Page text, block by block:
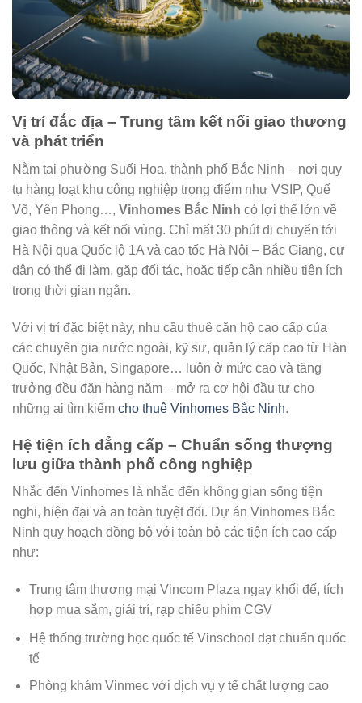
Vị trí đắc địa – Trung tâm kết nối giao thương
và phát triển
Nằm tại phường Suối Hoa, thành phố Bắc Ninh – nơi quy
tụ hàng loạt khu công nghiệp trọng điểm như VSIP, Quế
Võ, Yên Phong…, Vinhomes Bắc Ninh có lợi thế lớn về
giao thông và kết nối vùng. Chỉ mất 30 phút di chuyển tới
Hà Nội qua Quốc lộ 1A và cao tốc Hà Nội – Bắc Giang, cư
dân có thể đi làm, gặp đối tác, hoặc tiếp cận nhiều tiện ích
trong thời gian ngắn.
Với vị trí đặc biệt này, nhu cầu thuê căn hộ cao cấp của
các chuyên gia nước ngoài, kỹ sư, quản lý cấp cao từ Hàn
Quốc, Nhật Bản, Singapore… luôn ở mức cao và tăng
trưởng đều đặn hàng năm – mở ra cơ hội đầu tư cho
những ai tìm kiếm cho thuê Vinhomes Bắc Ninh.
Hệ tiện ích đẳng cấp – Chuẩn sống thượng
lưu giữa thành phố công nghiệp
Nhắc đến Vinhomes là nhắc đến không gian sống tiện
nghi, hiện đại và an toàn tuyệt đối. Dự án Vinhomes Bắc
Ninh quy hoạch đồng bộ với toàn bộ các tiện ích cao cấp
như:
Trung tâm thương mại Vincom Plaza ngay khối đế, tích
hợp mua sắm, giải trí, rạp chiếu phim CGV
Hệ thống trường học quốc tế Vinschool đạt chuẩn quốc
tế
Phòng khám Vinmec với dịch vụ y tế chất lượng cao